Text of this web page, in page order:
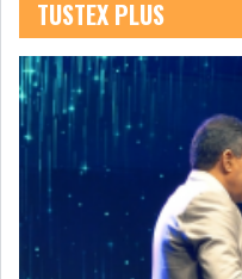
TUSTEX PLUS